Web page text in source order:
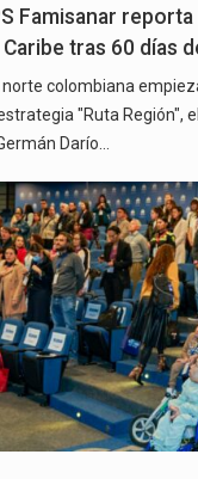
Famisanar
Caribe tras 60 días
norte colombiana
"Ruta Región",
Darío…